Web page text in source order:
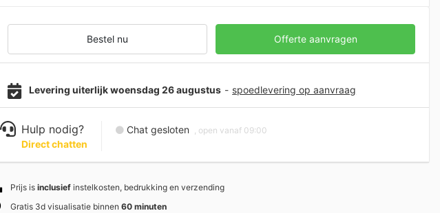
Bestel nu Offerte aanvragen
Levering uiterlijk woensdag 26 augustus - spoedlevering op aanvraag
Hulp nodig?
Direct chatten
Chat gesloten , open vanaf 09:00
Prijs isinclusief instelkosten, bedrukking en verzending
Gratis 3d visualisatie binnen60 minuten